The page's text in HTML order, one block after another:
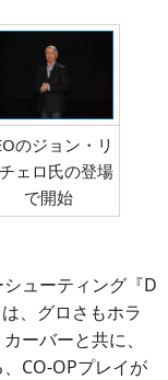
のジョン・リ
ェロ氏の登場
で開始
ューティング『D
、グロさもホラ
ーバーと共に、
CO-OPプレイが